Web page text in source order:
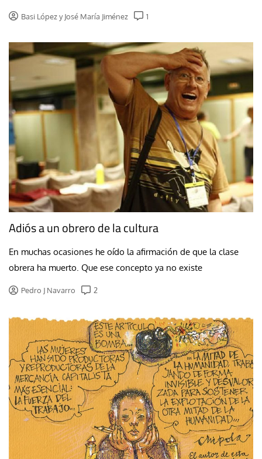
Basi López y José María Jiménez 1
Adiós a un obrero de la cultura
En muchas ocasiones he oído la afirmación de que la clase
obrera ha muerto. Que ese concepto ya no existe
Pedro J Navarro 2